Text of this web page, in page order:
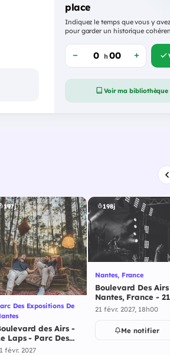
place
Indiquez le temps que vous y
pour garder un historique
h
Voir ma bibliothèque
197j
Des Expositions De
des Airs -
Laps - Parc Des
De
févr. 2027
198j
Nantes, France
Boulevard Des
Nantes, France - 21
février 2027
21 févr. 2027, 18h00
Me notifier